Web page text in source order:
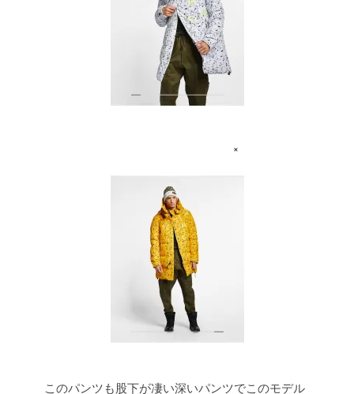
このパンツも股下が凄い深いパンツでこのモデル